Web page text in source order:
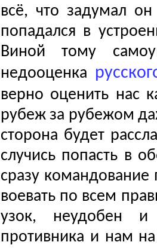
всё, что задумал
попадался в
Виной тому
недооценка
верно оценить нас
рубеж за рубежом
сторона будет
случись попасть в
сразу
воевать по всем
узок, неудобен и
противника и нам